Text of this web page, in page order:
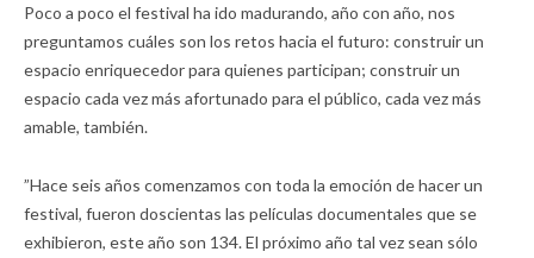
Poco a poco el festival ha ido madurando, año con año, nos
preguntamos cuáles son los retos hacia el futuro: construir un
espacio enriquecedor para quienes participan; construir un
espacio cada vez más afortunado para el público, cada vez más
amable, también.
”Hace seis años comenzamos con toda la emoción de hacer un
festival, fueron doscientas las películas documentales que se
exhibieron, este año son 134. El próximo año tal vez sean sólo